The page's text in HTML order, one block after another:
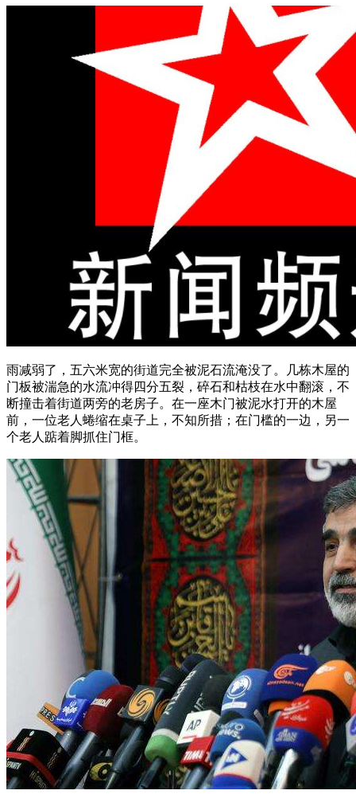
雨减弱了，五六米宽的街道完全被泥石流淹没了。几栋木屋的
门板被湍急的水流冲得四分五裂，碎石和枯枝在水中翻滚，不
断撞击着街道两旁的老房子。在一座木门被泥水打开的木屋
前，一位老人蜷缩在桌子上，不知所措；在门槛的一边，另一
个老人踮着脚抓住门框。